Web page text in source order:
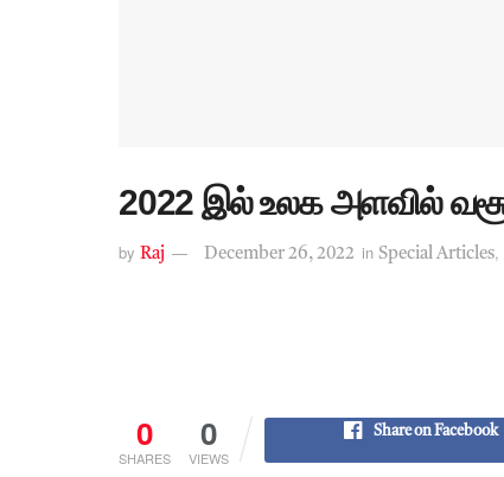
2022 இல் உலக அளவில்
by Raj December 26, 2022 in Special Articles,
0
SHARES
0
VIEWS
Share on Facebook